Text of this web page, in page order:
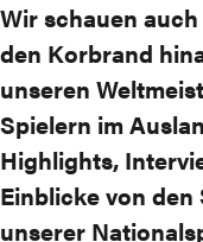
Wir schauen
den Korbrand
unseren
Spielern im
Highlights,
Einblicke von
unserer